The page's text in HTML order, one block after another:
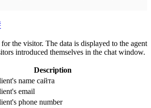
the visitor. The data is displayed to the agent
introduced themselves in the chat window.
Description
name сайта
email
phone number